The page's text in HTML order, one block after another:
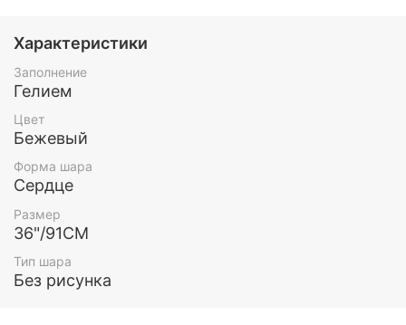
Характеристики
Заполнение
Гелием
Цвет
Бежевый
Форма шара
Сердце
Размер
36"/91СМ
Тип шара
Без рисунка